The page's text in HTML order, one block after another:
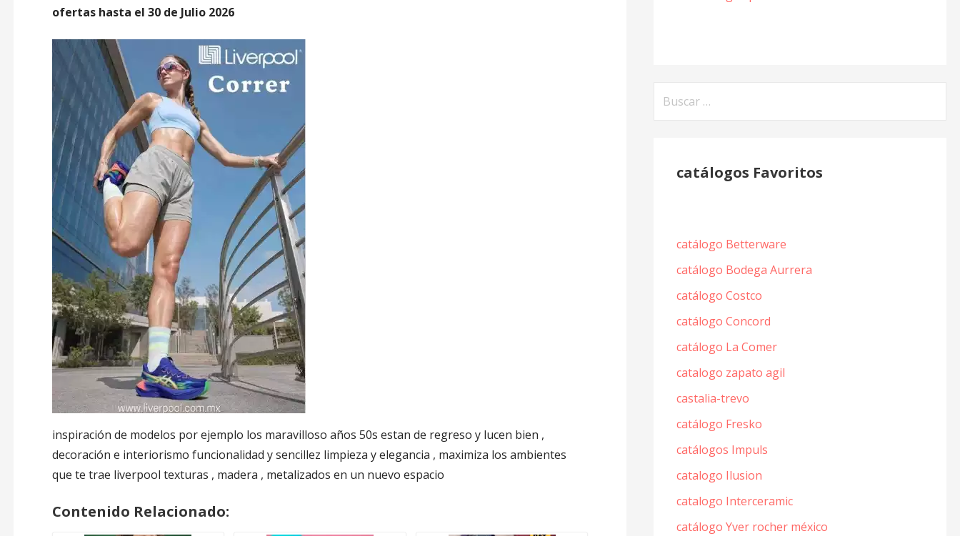
ofertas hasta el 30 de Julio 2026
inspiración de modelos por ejemplo los maravilloso años 50s estan de regreso y lucen bien ,
decoración e interiorismo funcionalidad y sencillez limpieza y elegancia , maximiza los ambientes
que te trae liverpool texturas , madera , metalizados en un nuevo espacio
Contenido Relacionado:
catálogos Favoritos
catálogo Betterware
catálogo Bodega Aurrera
catálogo Costco
catálogo Concord
catálogo La Comer
catalogo zapato agil
castalia-trevo
catálogo Fresko
catálogos Impuls
catalogo Ilusion
catalogo Interceramic
catálogo Yver rocher méxico